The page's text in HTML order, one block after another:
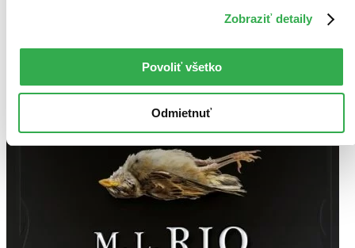
Zobraziť detaily
Povoliť všetko
Odmietnuť